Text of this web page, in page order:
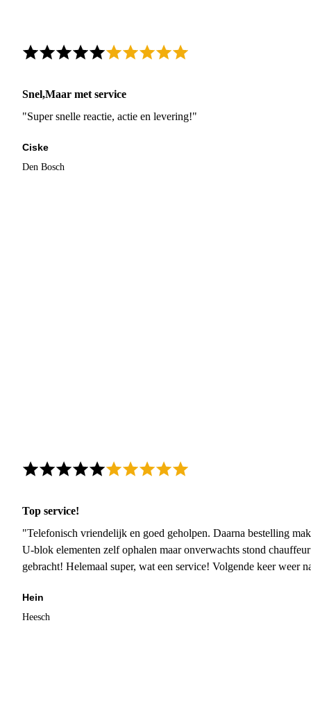
Snel,Maar met service
"Super snelle reactie, actie en levering!"
Ciske
Den Bosch
Top service!
"Telefonisch vriendelijk en goed geholpen. Daarna bestelling
U-blok elementen zelf ophalen maar onverwachts stond
gebracht! Helemaal super, wat een service! Volgende keer weer
Hein
Heesch